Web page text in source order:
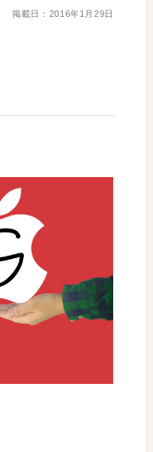
掲載日： 2016年1月29日